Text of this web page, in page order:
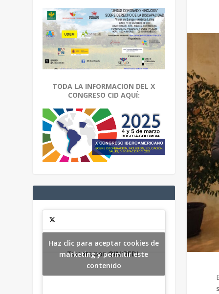
TODA LA INFORMACION DEL X
CONGRESO CID AQUÍ:
Tweets por @INIBEDI.
Haz clic para aceptar cookies de
marketing y permitir este
contenido